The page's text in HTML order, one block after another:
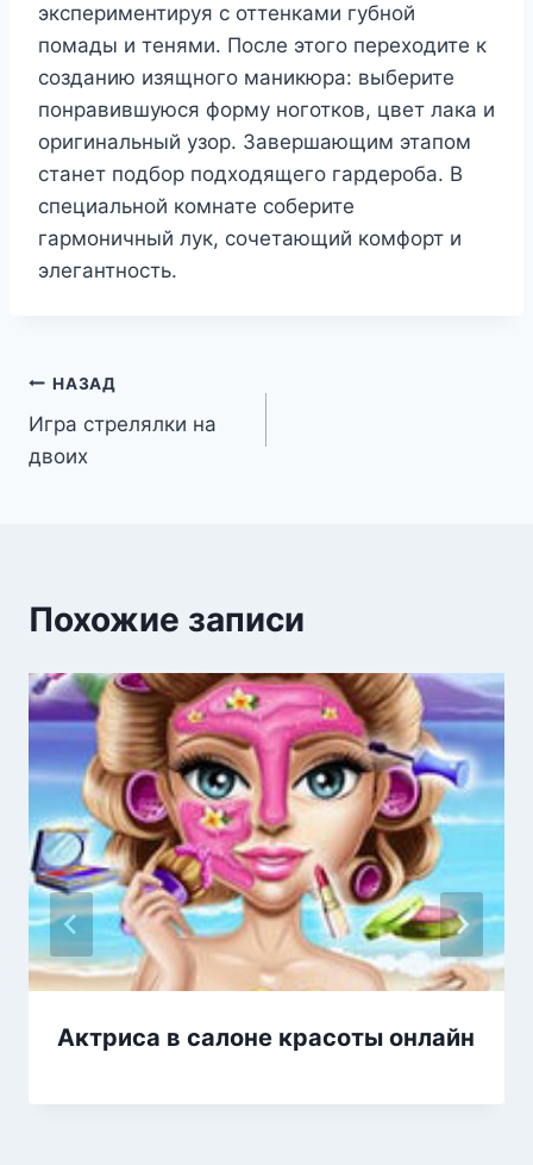
экспериментируя с оттенками губной
помады и тенями. После этого переходите к
созданию изящного маникюра: выберите
понравившуюся форму ноготков, цвет лака и
оригинальный узор. Завершающим этапом
станет подбор подходящего гардероба. В
специальной комнате соберите
гармоничный лук, сочетающий комфорт и
элегантность.
Навигация
по
НАЗАД
Игра стрелялки на
двоих
Похожие записи
Актриса в салоне красоты онлайн